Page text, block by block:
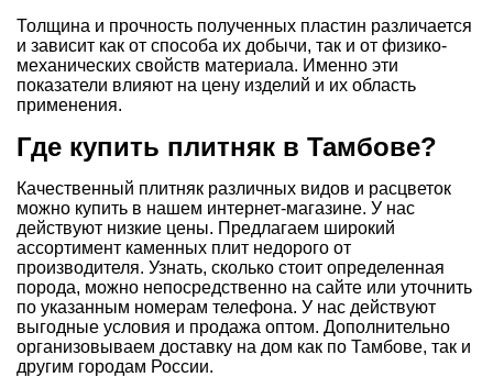
Толщина и прочность полученных пластин различается
и зависит как от способа их добычи, так и от физико-
механических свойств материала. Именно эти
показатели влияют на цену изделий и их область
применения.
Где купить плитняк в Тамбове?
Качественный плитняк различных видов и расцветок
можно купить в нашем интернет-магазине. У нас
действуют низкие цены. Предлагаем широкий
ассортимент каменных плит недорого от
производителя. Узнать, сколько стоит определенная
порода, можно непосредственно на сайте или уточнить
по указанным номерам телефона. У нас действуют
выгодные условия и продажа оптом. Дополнительно
организовываем доставку на дом как по Тамбове, так и
другим городам России.